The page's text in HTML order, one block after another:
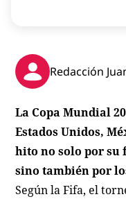
Redacción
La Copa Mundial
Estados Unidos,
hito no solo por su
sino también por
Según la Fifa, el